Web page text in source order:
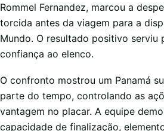
Rommel Fernandez, marcou a
torcida antes da viagem para a
Mundo. O resultado positivo serviu
confiança ao elenco.
O confronto mostrou um Panamá
parte do tempo, controlando as
vantagem no placar. A equipe
capacidade de finalização,